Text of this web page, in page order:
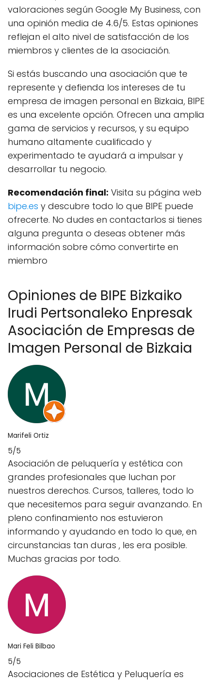
valoraciones según Google My Business, con
una opinión media de 4.6/5. Estas opiniones
reflejan el alto nivel de satisfacción de los
miembros y clientes de la asociación.
Si estás buscando una asociación que te
represente y defienda los intereses de tu
empresa de imagen personal en Bizkaia, BIPE
es una excelente opción. Ofrecen una amplia
gama de servicios y recursos, y su equipo
humano altamente cualificado y
experimentado te ayudará a impulsar y
desarrollar tu negocio.
Recomendación final: Visita su página web
bipe.es y descubre todo lo que BIPE puede
ofrecerte. No dudes en contactarlos si tienes
alguna pregunta o deseas obtener más
información sobre cómo convertirte en
miembro
Opiniones de BIPE Bizkaiko
Irudi Pertsonaleko Enpresak
Asociación de Empresas de
Imagen Personal de Bizkaia
Marifeli Ortiz
5/5
Asociación de peluquería y estética con
grandes profesionales que luchan por
nuestros derechos. Cursos, talleres, todo lo
que necesitemos para seguir avanzando. En
pleno confinamiento nos estuvieron
informando y ayudando en todo lo que, en
circunstancias tan duras , les era posible.
Muchas gracias por todo.
Mari Feli Bilbao
5/5
Asociaciones de Estética y Peluquería es